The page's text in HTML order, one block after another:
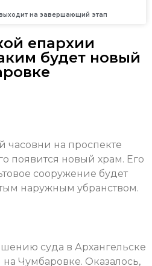
на завершающий этап
епархии
будет новый
часовни на проспекте
появится новый храм. Его
сооружение будет
наружным убранством.
суда в Архангельске
на Чумбаровке. Оказалось,